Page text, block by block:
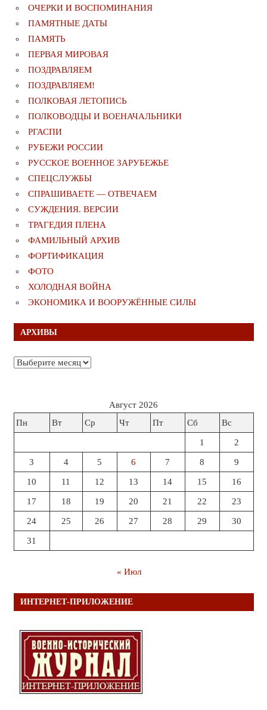
ОЧЕРКИ И ВОСПОМИНАНИЯ
ПАМЯТНЫЕ ДАТЫ
ПАМЯТЬ
ПЕРВАЯ МИРОВАЯ
ПОЗДРАВЛЯЕМ
ПОЗДРАВЛЯЕМ!
ПОЛКОВАЯ ЛЕТОПИСЬ
ПОЛКОВОДЦЫ И ВОЕНАЧАЛЬНИКИ
РГАСПИ
РУБЕЖИ РОССИИ
РУССКОЕ ВОЕННОЕ ЗАРУБЕЖЬЕ
СПЕЦСЛУЖБЫ
СПРАШИВАЕТЕ — ОТВЕЧАЕМ
СУЖДЕНИЯ. ВЕРСИИ
ТРАГЕДИЯ ПЛЕНА
ФАМИЛЬНЫЙ АРХИВ
ФОРТИФИКАЦИЯ
ФОТО
ХОЛОДНАЯ ВОЙНА
ЭКОНОМИКА И ВООРУЖЁННЫЕ СИЛЫ
АРХИВЫ
Архивы
Август 2026
Пн
Вт Ср Чт Пт Сб Вс
1 2
3 4 5 6 7 8 9
10 11 12 13 14 15 16
17 18 19 20 21 22 23
24 25 26 27 28 29 30
31
« Июл
ИНТЕРНЕТ-ПРИЛОЖЕНИЕ